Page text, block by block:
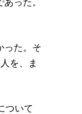
った。そ
を、ま
ついて